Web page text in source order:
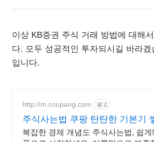
이상 KB증권 주식 거래 방법에 대해
다. 모두 성공적인 투자되시길 바라
입니다.
http://m.coupang.com 광고
주식사는법 쿠팡 탄탄한 기본기
복잡한 경제 개념도 주식사는법, 쉽